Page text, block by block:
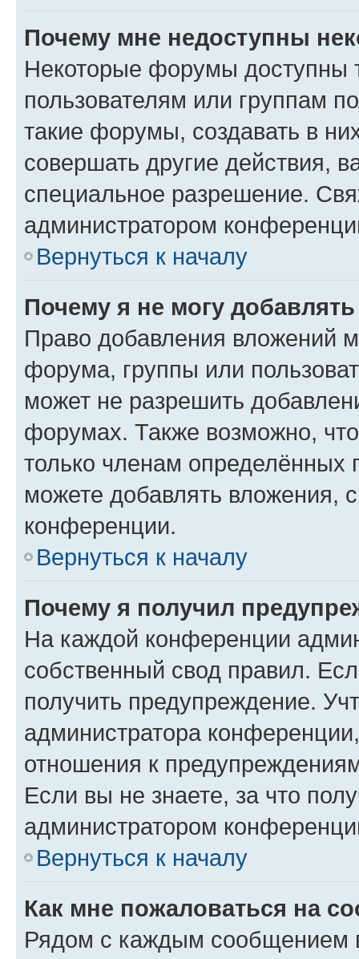
Почему мне недоступны
Некоторые форумы доступны
пользователям или группам
такие форумы, создавать в
совершать другие действия,
специальное разрешение.
администратором
Вернуться к началу
Почему я не могу
Право добавления вложений
форума, группы или
может не разрешить
форумах. Также возможно,
только членам определённых
можете добавлять вложения,
конференции.
Вернуться к началу
Почему я получил
На каждой конференции
собственный свод правил.
получить предупреждение.
администратора
отношения к
Если вы не знаете, за что
администратором
Вернуться к началу
Как мне пожаловаться на
Рядом с каждым сообщением